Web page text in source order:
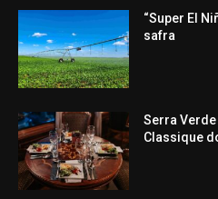
“Super El
safra
Serra
Classique